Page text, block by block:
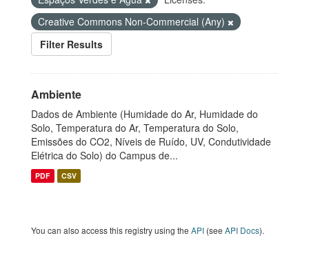
Creative Commons Non-Commercial (Any)
Filter Results
Ambiente
Dados de Ambiente (Humidade do Ar, Humidade do
Solo, Temperatura do Ar, Temperatura do Solo,
Emissões do CO2, Níveis de Ruído, UV, Condutividade
Elétrica do Solo) do Campus de...
PDF CSV
You can also access this registry using the API (see API Docs).